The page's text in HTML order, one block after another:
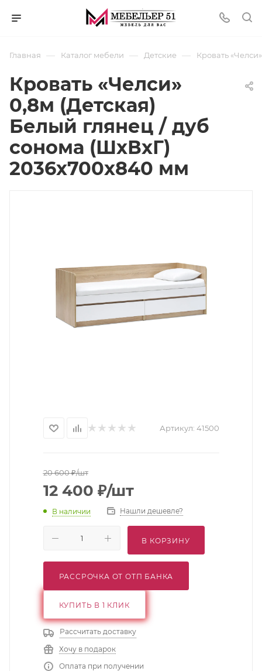
Главная — Каталог мебели — Детские — Кровать
Кровать «Челси»
0,8м (Детская)
Белый глянец / дуб
сонома (ШхВхГ)
2036х700х840 мм
Артикул: 41500
20 600₽/шт
12 400 ₽/шт
В наличии Нашли дешевле?
В КОРЗИНУ
РАССРОЧКА ОТ ОТП БАНКА
КУПИТЬ В 1 КЛИК
Рассчитать доставку
Хочу в подарок
Оплата при получении